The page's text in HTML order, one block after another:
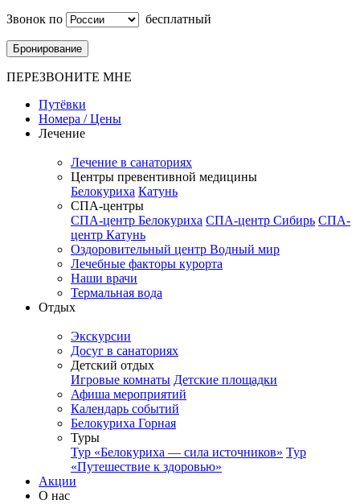
Звонок по
бесплатный
Бронирование
ПЕРЕЗВОНИТЕ МНЕ
Путёвки
Номера / Цены
Лечение
Лечение в санаториях
Центры превентивной медицины
Белокуриха Катунь
СПА-центры
СПА-центр Белокуриха СПА-центр Сибирь СПА-
центр Катунь
Оздоровительный центр Водный мир
Лечебные факторы курорта
Наши врачи
Термальная вода
Отдых
Экскурсии
Досуг в санаториях
Детский отдых
Игровые комнаты Детские площадки
Афиша мероприятий
Календарь событий
Белокуриха Горная
Туры
Тур «Белокуриха — сила источников» Тур
«Путешествие к здоровью»
Акции
О нас